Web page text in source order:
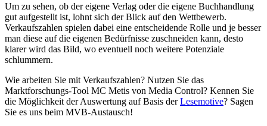
Um zu sehen, ob der eigene Verlag oder die eigene Buchhandlung
gut aufgestellt ist, lohnt sich der Blick auf den Wettbewerb.
Verkaufszahlen spielen dabei eine entscheidende Rolle und je besser
man diese auf die eigenen Bedürfnisse zuschneiden kann, desto
klarer wird das Bild, wo eventuell noch weitere Potenziale
schlummern.
Wie arbeiten Sie mit Verkaufszahlen? Nutzen Sie das
Marktforschungs-Tool MC Metis von Media Control? Kennen Sie
die Möglichkeit der Auswertung auf Basis derLesemotive? Sagen
Sie es uns beim MVB-Austausch!